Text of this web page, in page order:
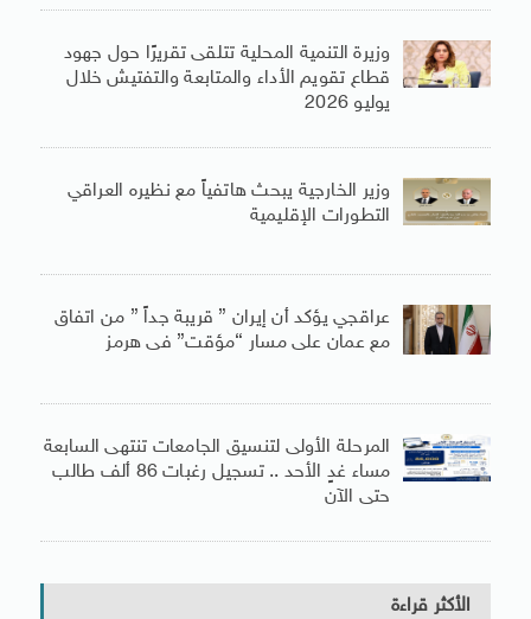
وزيرة التنمية المحلية تتلقى تقريرًا حول جهود
قطاع تقويم الأداء والمتابعة والتفتيش خلال
يوليو 2026
وزير الخارجية يبحث هاتفياً مع نظيره العراقي
التطورات الإقليمية
عراقجي يؤكد أن إيران ” قريبة جداً ” من اتفاق
مع عمان على مسار “مؤقت” فى هرمز
المرحلة الأولى لتنسيق الجامعات تنتهى السابعة
مساء غدٍ الأحد .. تسجيل رغبات 86 ألف طالب
حتى الآن
الأكثر قراءة